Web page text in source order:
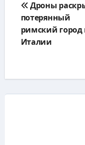
по
записям
Дроны
потерянный
римский город
Италии